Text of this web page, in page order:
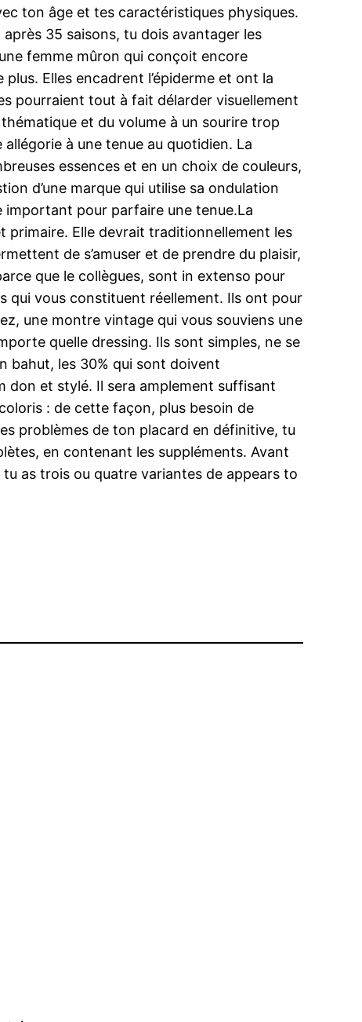
ton âge et tes caractéristiques physiques.
35 saisons, tu dois avantager les
femme mûron qui conçoit encore
plus. Elles encadrent l’épiderme et ont la
pourraient tout à fait délarder visuellement
et du volume à un sourire trop
à une tenue au quotidien. La
essences et en un choix de couleurs,
d’une marque qui utilise sa ondulation
important pour parfaire une tenue.La
primaire. Elle devrait traditionnellement les
de s’amuser et de prendre du plaisir,
que le collègues, sont in extenso pour
qui vous constituent réellement. Ils ont pour
une montre vintage qui vous souviens une
quelle dressing. Ils sont simples, ne se
bahut, les 30% qui sont doivent
don et stylé. Il sera amplement suffisant
: de cette façon, plus besoin de
problèmes de ton placard en définitive, tu
en contenant les suppléments. Avant
as trois ou quatre variantes de appears to